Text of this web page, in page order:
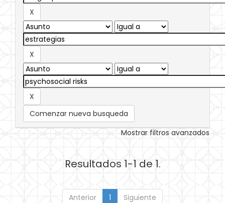
Comenzar nueva busqueda
Mostrar filtros avanzados
Resultados 1-1 de 1.
Anterior 1 Siguiente